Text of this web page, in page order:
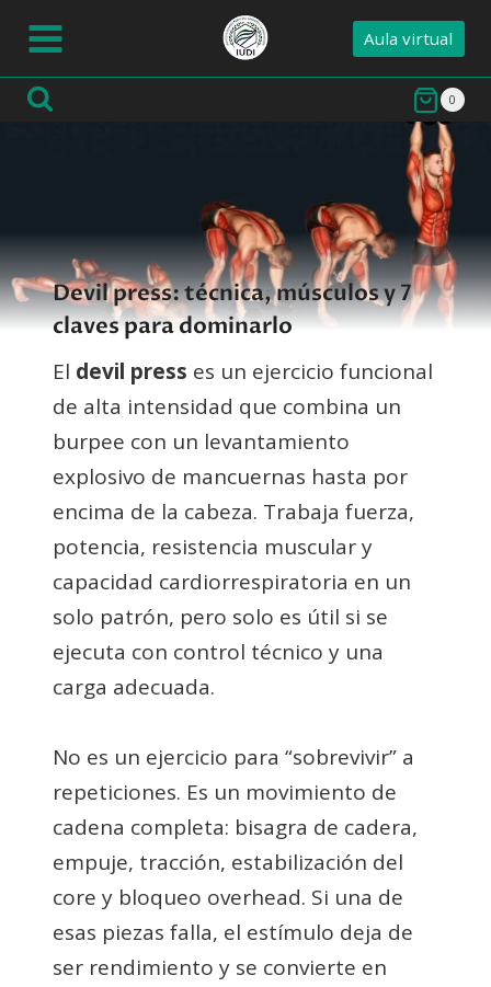
contenido
Aula virtual
0
Devil press: técnica, músculos y 7
claves para dominarlo
El devil press es un ejercicio funcional
de alta intensidad que combina un
burpee con un levantamiento
explosivo de mancuernas hasta por
encima de la cabeza. Trabaja fuerza,
potencia, resistencia muscular y
capacidad cardiorrespiratoria en un
solo patrón, pero solo es útil si se
ejecuta con control técnico y una
carga adecuada.
No es un ejercicio para “sobrevivir” a
repeticiones. Es un movimiento de
cadena completa: bisagra de cadera,
empuje, tracción, estabilización del
core y bloqueo overhead. Si una de
esas piezas falla, el estímulo deja de
ser rendimiento y se convierte en